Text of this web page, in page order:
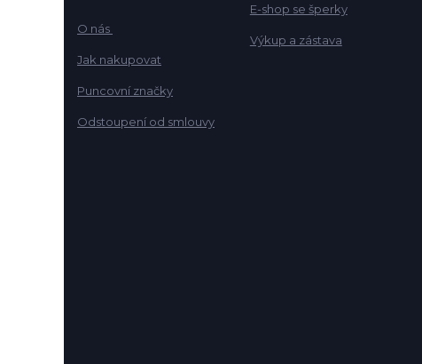
O nás
Jak nakupovat
Puncovní značky
Odstoupení od smlouvy
E-shop se šperky
Výkup a zástava